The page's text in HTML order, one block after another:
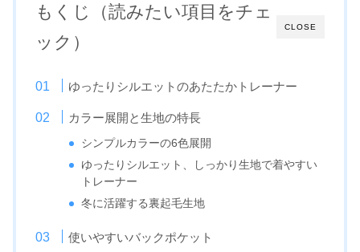
CLOSE
もくじ（読みたい項目をチェ
ック）
ゆったりシルエットのあたたかトレーナー
カラー展開と生地の特長
シンプルカラーの6色展開
ゆったりシルエット、しっかり生地で着やすい
トレーナー
冬に活躍する裏起毛生地
使いやすいバックポケット